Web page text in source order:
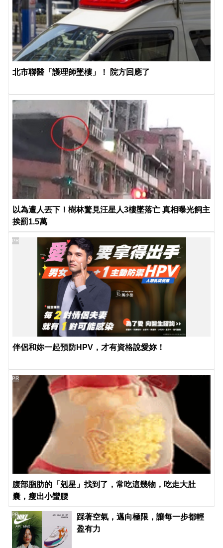
北市聯醫「護理師墜樓」！ 院方回應了
以為遭人丟下！樹林驚見汪星人3樓墜落亡 真相曝光飼主
挨罰1.5萬
伴侶和妳一起預防HPV，才有資格說愛妳！
PR
腹部脂肪的「剋星」找到了，常吃這幾物，吃走大肚
囊，瘦出小蠻腰
PR
踩著空氣，邁向極限，讓每一步都輕
盈有力
PR